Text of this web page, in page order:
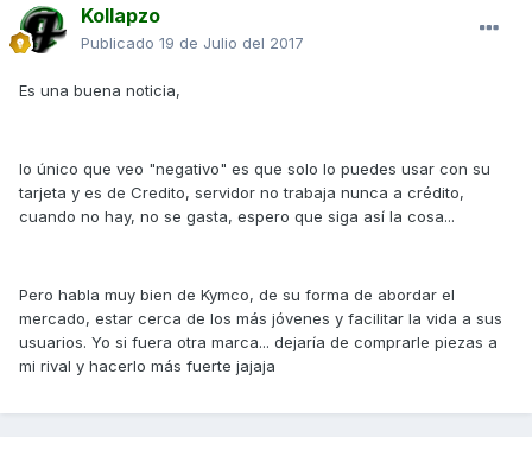
Kollapzo
Publicado 19 de Julio del 2017
Es una buena noticia,
lo único que veo "negativo" es que solo lo puedes usar con su
tarjeta y es de Credito, servidor no trabaja nunca a crédito,
cuando no hay, no se gasta, espero que siga así la cosa...
Pero habla muy bien de Kymco, de su forma de abordar el
mercado, estar cerca de los más jóvenes y facilitar la vida a sus
usuarios. Yo si fuera otra marca... dejaría de comprarle piezas a
mi rival y hacerlo más fuerte jajaja